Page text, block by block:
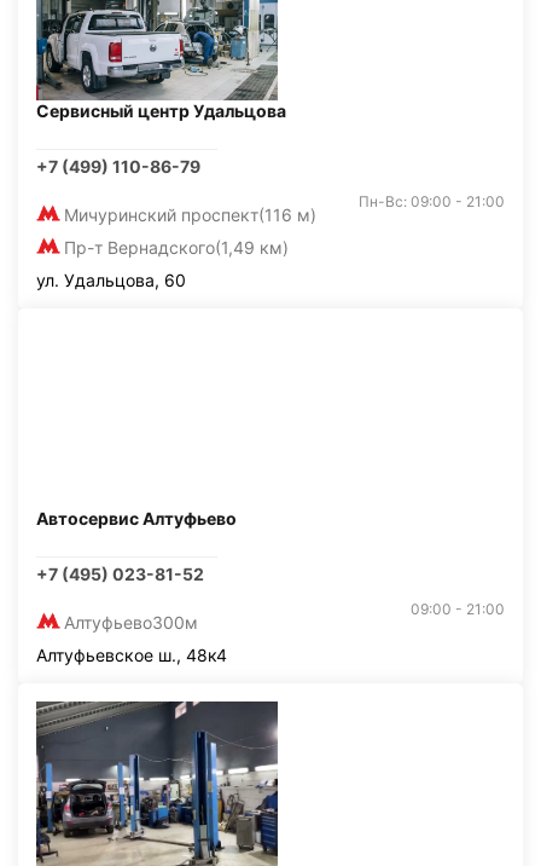
Сервисный центр Удальцова
+7 (499) 110-86-79
Мичуринский проспект(116 м)
Пр-т Вернадского(1,49 км)
Пн-Вс: 09:00 - 21:00
ул. Удальцова, 60
Автосервис Алтуфьево
+7 (495) 023-81-52
Алтуфьево300м
09:00 - 21:00
Алтуфьевское ш., 48к4